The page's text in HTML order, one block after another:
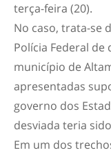
terça-feira (20).
No caso, trata-se
Polícia Federal
município de
apresentadas
governo dos
desviada teria
Em um dos